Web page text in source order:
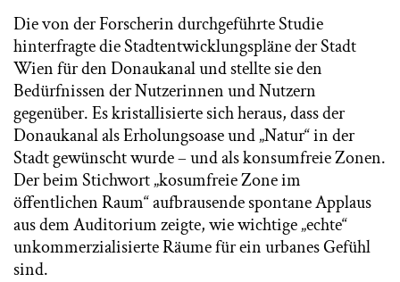
Die von der Forscherin durchgeführte Studie
hinterfragte die Stadtentwicklungspläne der Stadt
Wien für den Donaukanal und stellte sie den
Bedürfnissen der Nutzerinnen und Nutzern
gegenüber. Es kristallisierte sich heraus, dass der
Donaukanal als Erholungsoase und „Natur“ in der
Stadt gewünscht wurde – und als konsumfreie Zonen.
Der beim Stichwort „kosumfreie Zone im
öffentlichen Raum“ aufbrausende spontane Applaus
aus dem Auditorium zeigte, wie wichtige „echte“
unkommerzialisierte Räume für ein urbanes Gefühl
sind.